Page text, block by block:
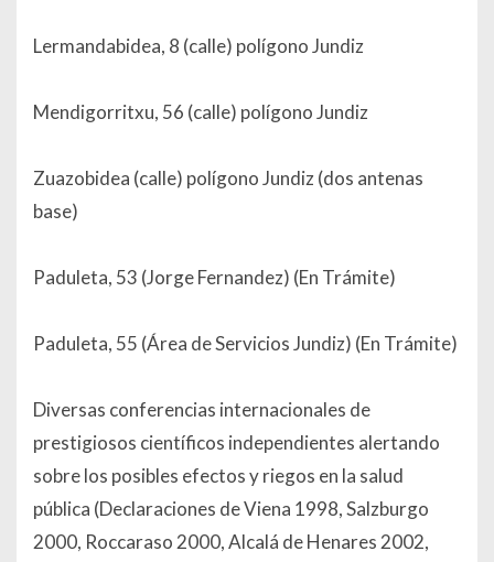
Lermandabidea, 8 (calle) polígono Jundiz
Mendigorritxu, 56 (calle) polígono Jundiz
Zuazobidea (calle) polígono Jundiz (dos antenas
base)
Paduleta, 53 (Jorge Fernandez) (En Trámite)
Paduleta, 55 (Área de Servicios Jundiz) (En Trámite)
Diversas conferencias internacionales de
prestigiosos científicos independientes alertando
sobre los posibles efectos y riegos en la salud
pública (Declaraciones de Viena 1998, Salzburgo
2000, Roccaraso 2000, Alcalá de Henares 2002,